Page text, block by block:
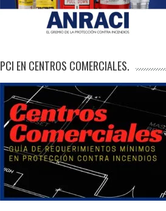
PCI EN CENTROS COMERCIALES.